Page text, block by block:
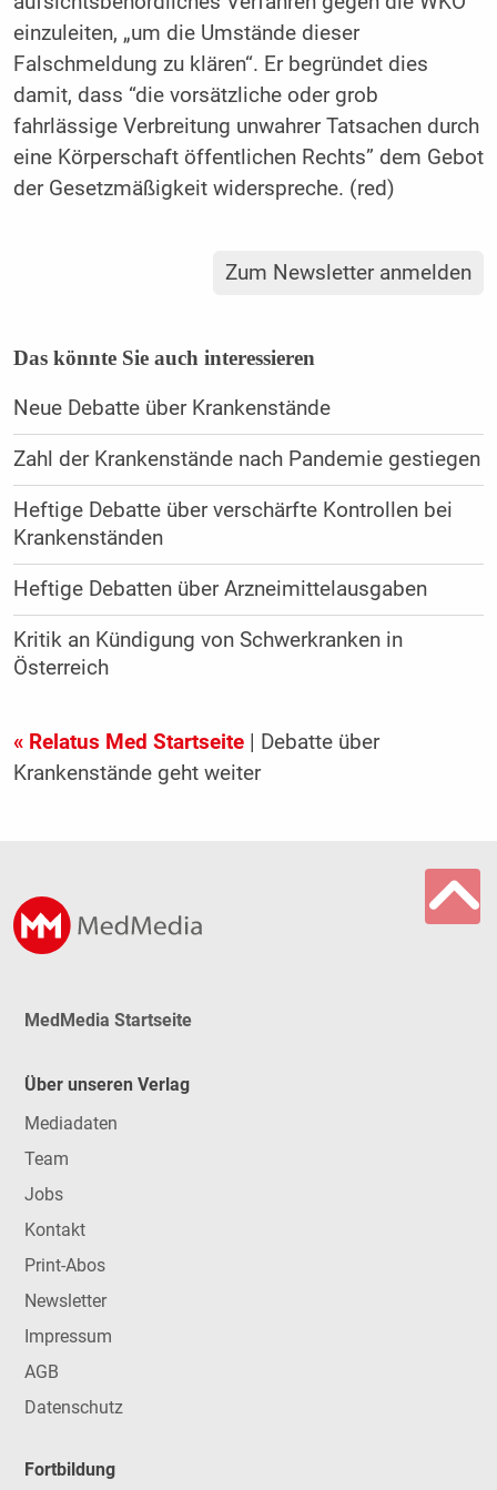
einzuleiten, „um die Umstände dieser
Falschmeldung zu klären“. Er begründet dies
damit, dass “die vorsätzliche oder grob
fahrlässige Verbreitung unwahrer Tatsachen durch
eine Körperschaft öffentlichen Rechts” dem Gebot
der Gesetzmäßigkeit widerspreche. (red)
Zum Newsletter anmelden
Das könnte Sie auch interessieren
Neue Debatte über Krankenstände
Zahl der Krankenstände nach Pandemie gestiegen
Heftige Debatte über verschärfte Kontrollen bei
Krankenständen
Heftige Debatten über Arzneimittelausgaben
Kritik an Kündigung von Schwerkranken in
Österreich
« Relatus Med Startseite| Debatte über
Krankenstände geht weiter
MedMedia Startseite
Über unseren Verlag
Mediadaten
Team
Jobs
Kontakt
Print-Abos
Newsletter
Impressum
AGB
Datenschutz
Fortbildung